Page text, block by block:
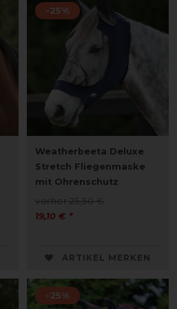
-25%
Weatherbeeta Deluxe
Stretch Fliegenmaske
mit Ohrenschutz
vorher 25,50 €
19,10 € *
ARTIKEL MERKEN
-25%